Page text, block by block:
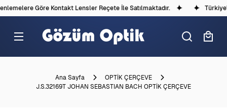
Göre Kontakt Lensler Reçete İle Satılmaktadır.
Ana Sayfa
OPTİK ÇERÇEVE
J.S.32169T JOHAN SEBASTIAN BACH OPTİK ÇERÇEVE